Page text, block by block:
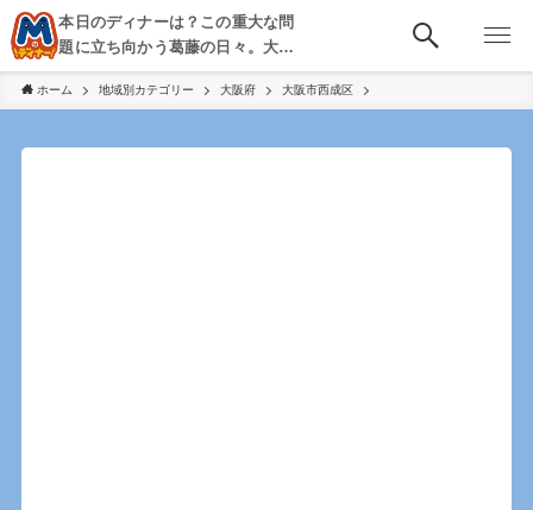
本日のディナーは？この重大な問
題に立ち向かう葛藤の日々。大
阪・京都・神戸を中心とした食べ
歩き、飲み歩きを綴る。
ホーム 地域別カテゴリー 大阪府 大阪市西成区